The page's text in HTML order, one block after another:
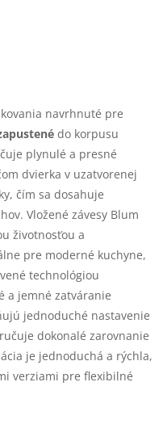
navrhnuté pre
do korpusu
plynulé a presné
dvierka v uzatvorenej
čím sa dosahuje
Vložené závesy Blum
životnosťou a
pre moderné kuchyne,
technológiou
a jemné zatváranie
jednoduché nastavenie
dokonalé zarovnanie
je jednoduchá a rýchla,
verziami pre flexibilné